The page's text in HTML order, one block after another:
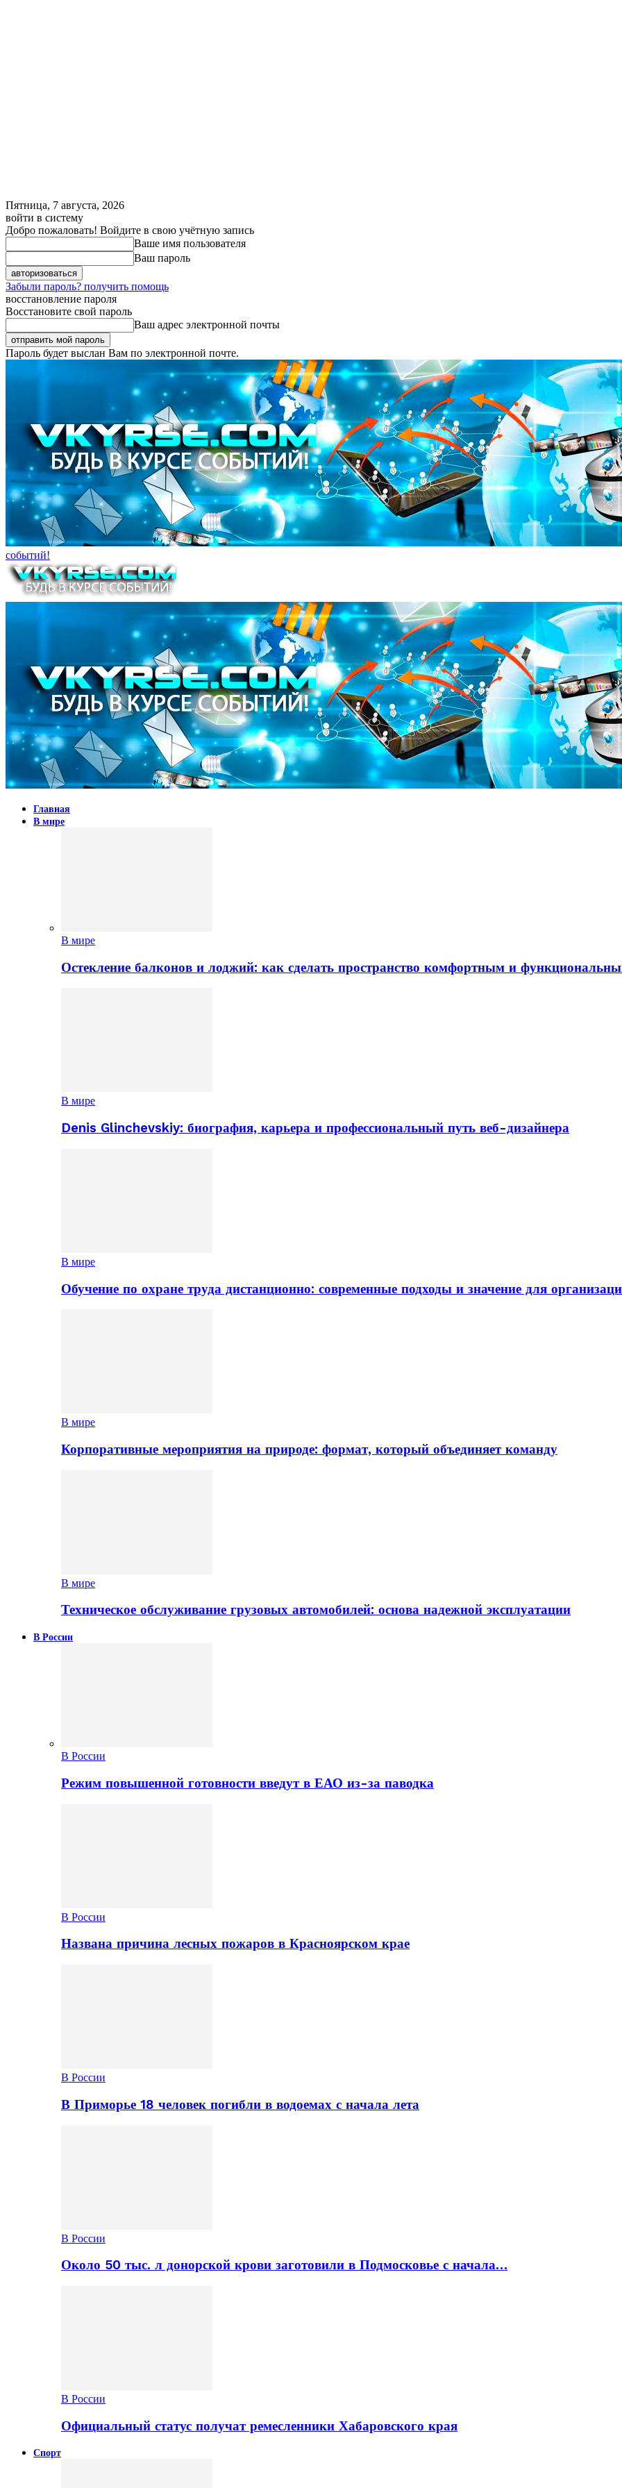
Пятница, 7 августа, 2026
войти в систему
Добро пожаловать! Войдите в свою учётную запись
Ваше имя пользователя
Ваш пароль
Забыли пароль? получить помощь
восстановление пароля
Восстановите свой пароль
Ваш адрес электронной почты
Пароль будет выслан Вам по электронной почте.
событий!
Главная
В мире
В мире
Остекление балконов и лоджий: как сделать пространство комфортным и
В мире
Denis Glinchevskiy: биография, карьера и профессиональный путь веб-дизайнера
В мире
Обучение по охране труда дистанционно: современные подходы и значение для
В мире
Корпоративные мероприятия на природе: формат, который объединяет команду
В мире
Техническое обслуживание грузовых автомобилей: основа надежной эксплуатации
В России
В России
Режим повышенной готовности введут в ЕАО из-за паводка
В России
Названа причина лесных пожаров в Красноярском крае
В России
В Приморье 18 человек погибли в водоемах с начала лета
В России
Около 50 тыс. л донорской крови заготовили в Подмосковье с начала…
В России
Официальный статус получат ремесленники Хабаровского края
Спорт